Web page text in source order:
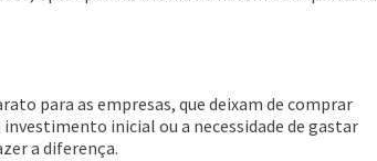
para as empresas, que deixam de comprar
inicial ou a necessidade de gastar
a diferença.